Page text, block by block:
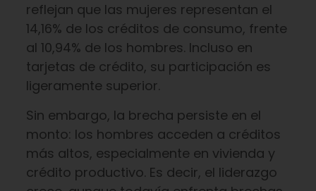
reflejan que las mujeres representan el
14,16% de los créditos de consumo, frente
al 10,94% de los hombres. Incluso en
tarjetas de crédito, su participación es
ligeramente superior.
Sin embargo, la brecha persiste en el
monto: los hombres acceden a créditos
más altos, especialmente en vivienda y
crédito productivo. Es decir, el liderazgo